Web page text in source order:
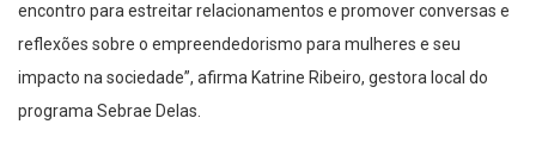
encontro para estreitar relacionamentos e promover conversas e
reflexões sobre o empreendedorismo para mulheres e seu
impacto na sociedade”, afirma Katrine Ribeiro, gestora local do
programa Sebrae Delas.